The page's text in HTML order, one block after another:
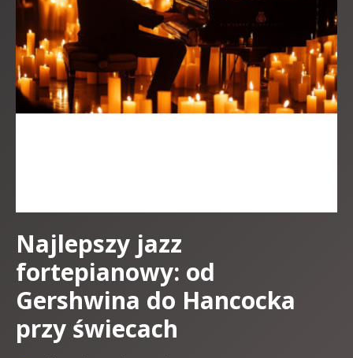
Najlepszy jazz
fortepianowy: od
Gershwina do Hancocka
przy świecach